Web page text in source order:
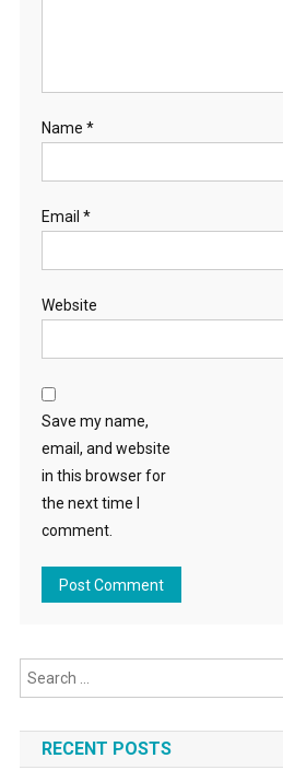
Name *
Email *
Website
Save my name,
email, and website
in this browser for
the next time I
comment.
RECENT POSTS